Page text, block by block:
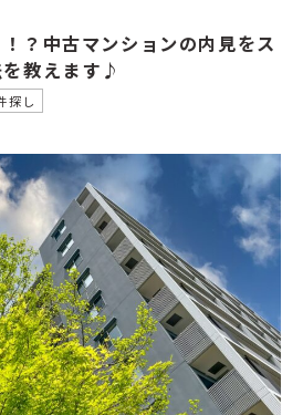
？中古マンションの内見をス
教えます♪
探し